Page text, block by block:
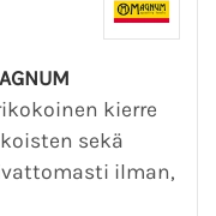
kierre
sekä
ilman,